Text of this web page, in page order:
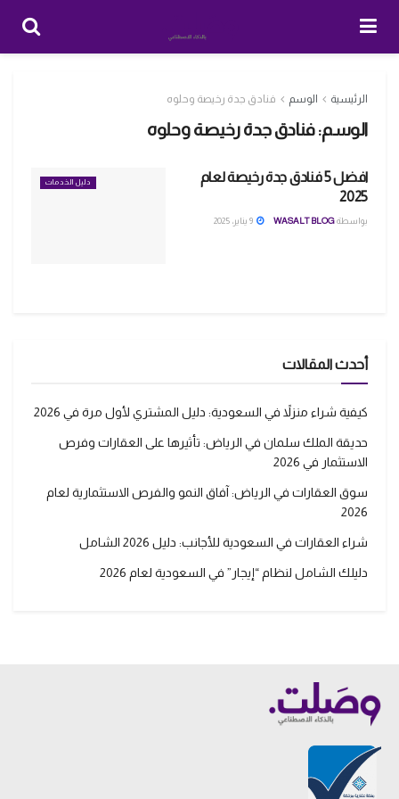
الرئيسية الوسم فنادق جدة رخيصة وحلوه
الوسم:فنادق جدة رخيصة وحلوه
دليل الخدمات
افضل 5 فنادق جدة رخيصة لعام
2025
بواسطةWASALT BLOG
أحدث المقالات
كيفية شراء منزلاً في السعودية: دليل المشتري لأول مرة في 2026
حديقة الملك سلمان في الرياض: تأثيرها على العقارات وفرص
الاستثمار في 2026
سوق العقارات في الرياض: آفاق النمو والفرص الاستثمارية لعام
2026
شراء العقارات في السعودية للأجانب: دليل 2026 الشامل
دليلك الشامل لنظام “إيجار” في السعودية لعام 2026